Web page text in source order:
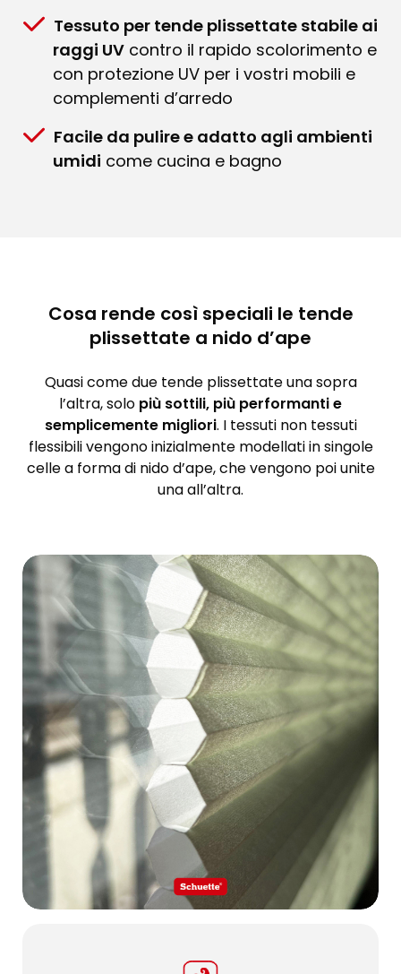
Tessuto per tende plissettate stabile ai
raggi UV contro il rapido scolorimento e
con protezione UV per i vostri mobili e
complementi d’arredo
Facile da pulire e adatto agli ambienti
umidi come cucina e bagno
Cosa rende così speciali le tende
plissettate a nido d’ape
Quasi come due tende plissettate una sopra
l’altra, solo più sottili, più performanti e
semplicemente migliori. I tessuti non tessuti
flessibili vengono inizialmente modellati in singole
celle a forma di nido d’ape, che vengono poi unite
una all’altra.